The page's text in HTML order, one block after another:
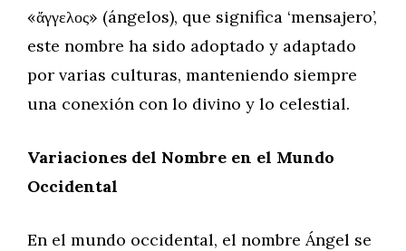
«ἄγγελος» (ángelos), que significa ‘mensajero’,
este nombre ha sido adoptado y adaptado
por varias culturas, manteniendo siempre
una conexión con lo divino y lo celestial.
Variaciones del Nombre en el Mundo
Occidental
En el mundo occidental, el nombre Ángel se